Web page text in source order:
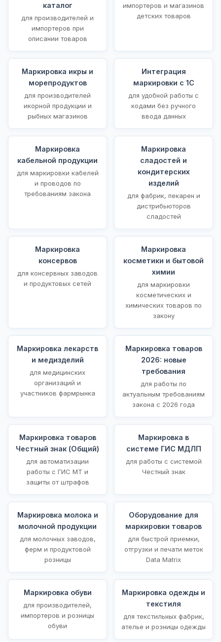
каталог
для производителей и
импортеров при
описании товаров
импортеров и магазинов
детских товаров
Маркировка икры и
морепродуктов
для производителей
икорной продукции и
рыбных магазинов
Интеграция
маркировки с 1С
для удобной работы с
кодами без ручного
ввода данных
Маркировка
кабельной продукции
для маркировки кабелей
и проводов по
требованиям закона
Маркировка
сладостей и
кондитерских
изделий
для фабрик, пекарен и
дистрибьюторов
сладостей
Маркировка
консервов
для консервных заводов
и продуктовых сетей
Маркировка
косметики и бытовой
химии
для маркировки
косметических и
химических товаров по
закону
Маркировка лекарств
и медизделий
для медицинских
организаций и
участников фармрынка
Маркировка товаров
2026: новые
требования
для работы по
актуальным требованиям
закона с 2026 года
Маркировка товаров
Честный знак (Общий)
для автоматизации
работы с ГИС МТ и
защиты от штрафов
Маркировка в
системе ГИС МДЛП
для работы с системой
Честный знак
Маркировка молока и
молочной продукции
для молочных заводов,
ферм и продуктовой
розницы
Оборудование для
маркировки товаров
для быстрой приемки,
отгрузки и печати меток
Data Matrix
Маркировка обуви
для производителей,
импортеров и розницы
обуви
Маркировка одежды и
текстиля
для текстильных фабрик,
ателье и розницы одежды